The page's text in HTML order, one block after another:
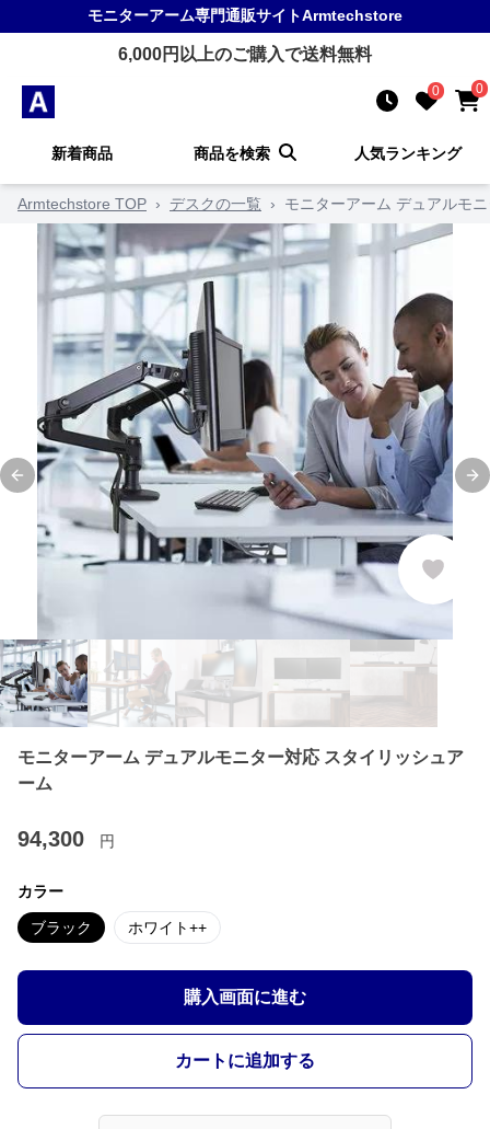
モニターアーム専門通販サイトArmtechstore
6,000円以上のご購入で送料無料
0 0
新着商品 商品を検索 人気ランキング
Armtechstore TOP › デスクの一覧 › モニターアーム デュアルモ
Previous slide
モニターアーム デュアルモニター対応 スタイリッシュア
ーム
94,300 円
カラー
ブラック ホワイト++
購入画面に進む
カートに追加する